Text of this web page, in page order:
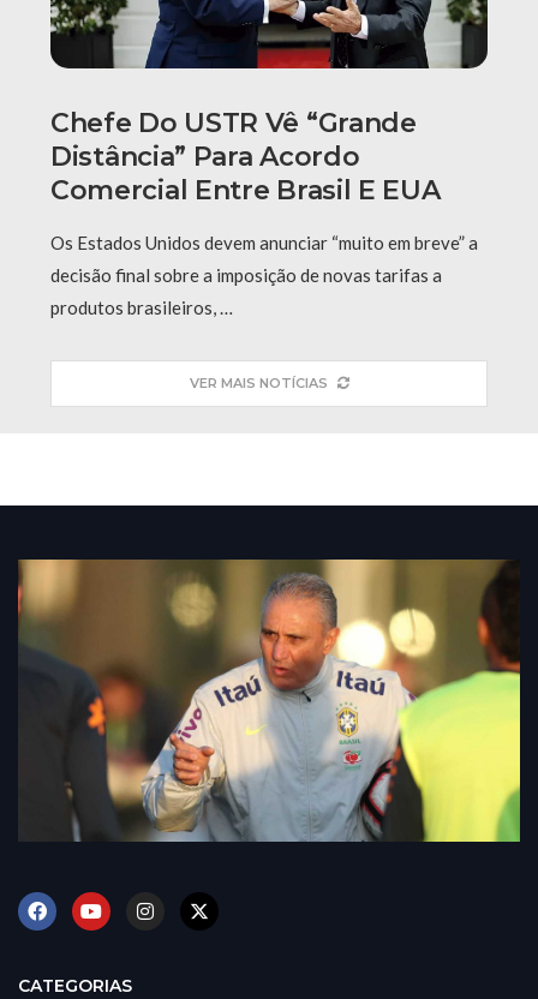
Chefe Do USTR Vê “grande
Distância” Para Acordo
Comercial Entre Brasil E EUA
Os Estados Unidos devem anunciar “muito em breve” a
decisão final sobre a imposição de novas tarifas a
produtos brasileiros, …
VER MAIS NOTÍCIAS
CATEGORIAS